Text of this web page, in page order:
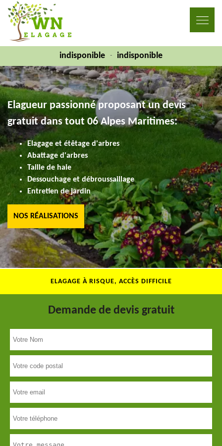
indisponible - indisponible
Elagueur passionné proposant un devis
gratuit dans tout 06 Alpes Maritimes:
Elagage et étêtage d'arbres
Abattage d'arbres
Taille de haie
Dessouchage et débroussaillage
Entretien de jardin
NOS RÉALISATIONS
ELAGAGE À RISQUE, ACCÈS DIFFICILE
Demande de devis gratuit